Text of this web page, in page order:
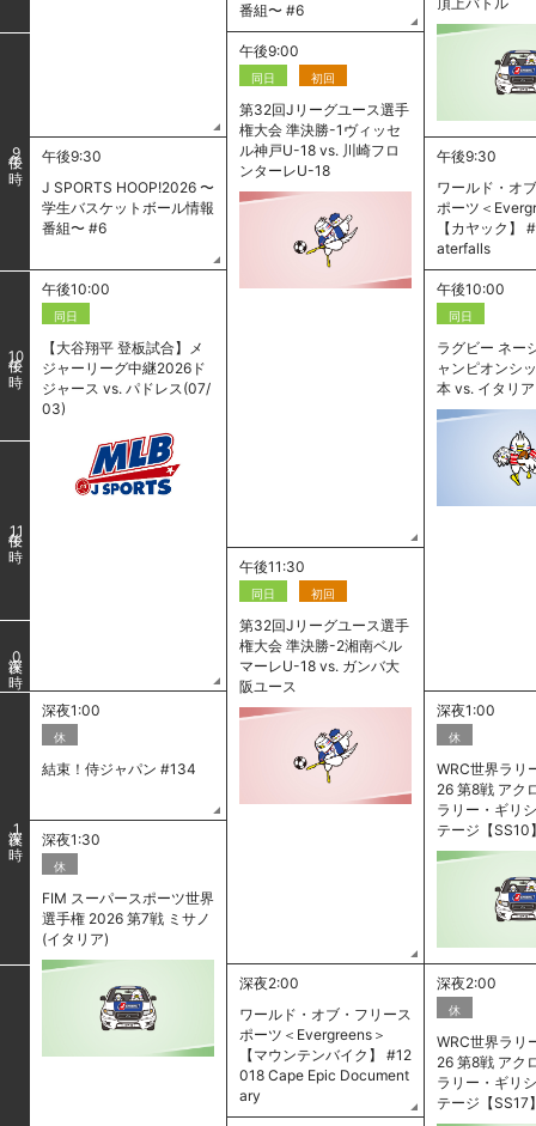
番組〜 #6
9
午後9:00
同日 初回
第32回Jリーグユース選手
権大会 準決勝-1ヴィッセ
ル神戸U-18 vs. 川崎フロ
ンターレU-18
午後9:30
J SPORTS HOOP!2026 〜
学生バスケットボール情報
番組〜 #6
午後9:30
ワールド・オ
ポーツ＜
【カヤック】
aterfalls
10
午後10:00
同日
【大谷翔平 登板試合】メ
ジャーリーグ中継2026ド
ジャース vs. パドレス(07/
03)
午後10:00
同日
ラグビー ネー
ャンピオンシ
本 vs. イタリア
11
午後11:30
同日 初回
第32回Jリーグユース選手
権大会 準決勝-2湘南ベル
マーレU-18 vs. ガンバ大
阪ユース
0
1
深夜1:00
休
結束！侍ジャパン #134
深夜1:00
休
WRC世界ラリ
26 第8戦 アク
ラリー・ギリ
テージ【SS10
深夜1:30
休
FIM スーパースポーツ世界
選手権 2026 第7戦 ミサノ
(イタリア)
深夜2:00
ワールド・オブ・フリース
ポーツ＜Evergreens＞
【マウンテンバイク】 #12
018 Cape Epic Document
ary
深夜2:00
休
WRC世界ラリ
26 第8戦 アク
ラリー・ギリ
テージ【SS17